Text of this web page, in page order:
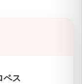
ペス